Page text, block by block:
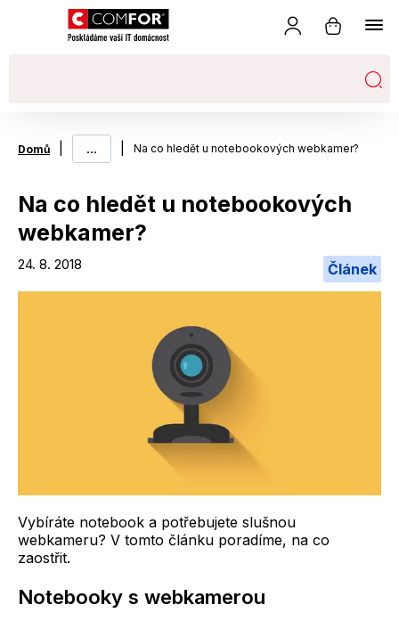
Domů ... Na co hledět u notebookových webkamer?
Na co hledět u notebookových
webkamer?
24. 8. 2018 Článek
Vybíráte notebook a potřebujete slušnou
webkameru? V tomto článku poradíme, na co
zaostřit.
Notebooky s webkamerou